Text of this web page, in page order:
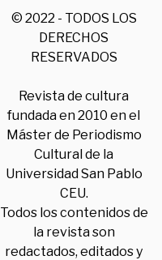
© 2022 - TODOS LOS
DERECHOS
RESERVADOS
Revista de cultura
fundada en 2010 en el
Máster de Periodismo
Cultural de la
Universidad San Pablo
CEU.
Todos los contenidos de
la revista son
redactados, editados y